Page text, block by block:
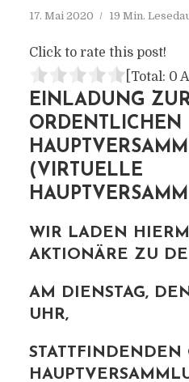
17. Mai 2020 19 Min.
Click to rate this post!
[Total: 0
EINLADUNG
ORDENTLICHEN
(VIRTUELLE
WIR LADEN
AKTIONÄRE ZU
AM DIENSTAG,
UHR,